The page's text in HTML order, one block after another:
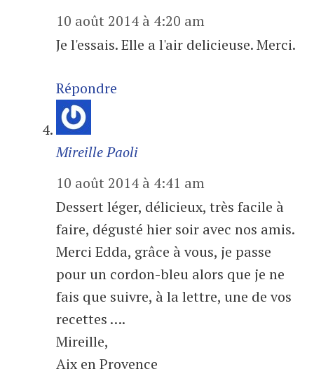
10 août 2014 à 4:20 am
Je l'essais. Elle a l'air delicieuse. Merci.
Répondre
Mireille Paoli
10 août 2014 à 4:41 am
Dessert léger, délicieux, très facile à
faire, dégusté hier soir avec nos amis.
Merci Edda, grâce à vous, je passe
pour un cordon-bleu alors que je ne
fais que suivre, à la lettre, une de vos
recettes ….
Mireille,
Aix en Provence